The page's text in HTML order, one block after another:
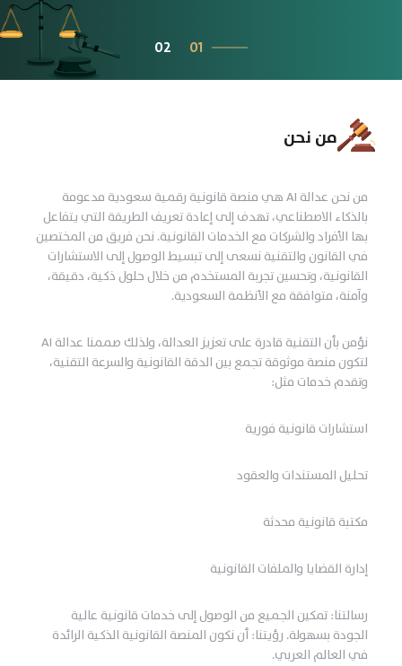
01
02
من نحن
من نحن عدالة AI هي منصة قانونية رقمية سعودية مدعومة
بالذكاء الاصطناعي، تهدف إلى إعادة تعريف الطريقة التي يتفاعل
بها الأفراد والشركات مع الخدمات القانونية. نحن فريق من المختصين
في القانون والتقنية نسعى إلى تبسيط الوصول إلى الاستشارات
القانونية، وتحسين تجربة المستخدم من خلال حلول ذكية، دقيقة،
وآمنة، متوافقة مع الأنظمة السعودية.
نؤمن بأن التقنية قادرة على تعزيز العدالة، ولذلك صممنا عدالة AI
لتكون منصة موثوقة تجمع بين الدقة القانونية والسرعة التقنية،
وتقدم خدمات مثل:
استشارات قانونية فورية
تحليل المستندات والعقود
مكتبة قانونية محدثة
إدارة القضايا والملفات القانونية
رسالتنا: تمكين الجميع من الوصول إلى خدمات قانونية عالية
الجودة بسهولة. رؤيتنا: أن نكون المنصة القانونية الذكية الرائدة
في العالم العربي.